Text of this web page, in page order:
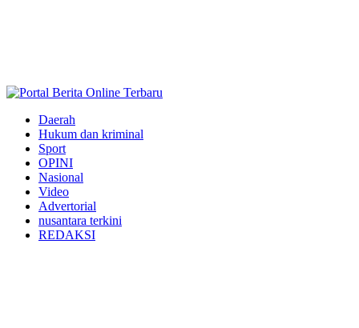
Hukum dan kriminal
Sport
OPINI
Nasional
Video
Advertorial
nusantara terkini
REDAKSI